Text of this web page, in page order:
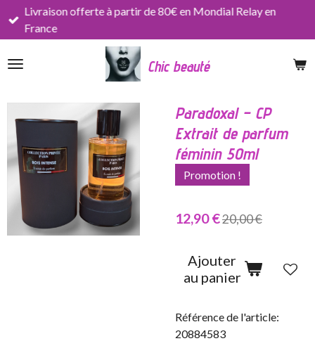
Passer
principal
Chic beauté
Livraison offerte à partir de 80€ en Mondial Relay en
France
Paradoxal – CP
Extrait de parfum
féminin 50ml
Promotion !
12,90 €20,00 €
Ajouter
au panier
Référence de l'article:
20884583